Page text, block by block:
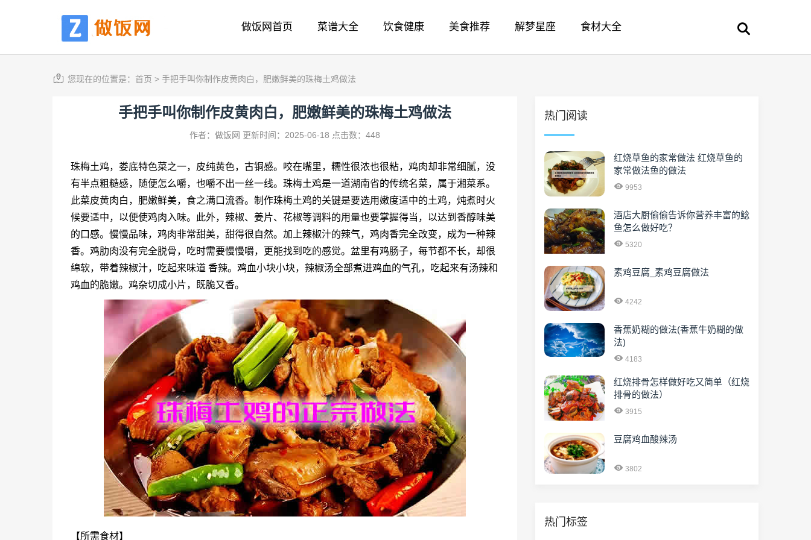
做饭网首页 菜谱大全 饮食健康 美食推荐 解梦星座 食材大全
您现在的位置是： 首页 > 手把手叫你制作皮黄肉白，肥嫩鲜美的珠梅土鸡做法
手把手叫你制作皮黄肉白，肥嫩鲜美的珠梅土鸡做法
作者：做饭网 更新时间：2025-06-18 点击数：448
珠梅土鸡，娄底特色菜之一，皮纯黄色，古铜感。咬在嘴里，糯性很浓也很粘，鸡肉却非常细腻，没
有半点粗糙感，随便怎么嚼，也嚼不出一丝一线。珠梅土鸡是一道湖南省的传统名菜，属于湘菜系。
此菜皮黄肉白，肥嫩鲜美，食之满口流香。制作珠梅土鸡的关键是要选用嫩度适中的土鸡，炖煮时火
候要适中，以便使鸡肉入味。此外，辣椒、姜片、花椒等调料的用量也要掌握得当，以达到香醇味美
的口感。慢慢品味，鸡肉非常甜美，甜得很自然。加上辣椒汁的辣气，鸡肉香完全改变，成为一种辣
香。鸡肋肉没有完全脱骨，吃时需要慢慢嚼，更能找到吃的感觉。盆里有鸡肠子，每节都不长，却很
绵软，带着辣椒汁，吃起来味道 香辣。鸡血小块小块，辣椒汤全部煮进鸡血的气孔，吃起来有汤辣和
鸡血的脆嫩。鸡杂切成小片，既脆又香。
【所需食材】
热门阅读
红烧草鱼的家常做法 红烧草鱼的
家常做法鱼的做法
9953
酒店大厨偷偷告诉你营养丰富的鲶
鱼怎么做好吃？
5320
素鸡豆腐_素鸡豆腐做法
4242
香蕉奶糊的做法(香蕉牛奶糊的做
法)
4183
红烧排骨怎样做好吃又简单（红烧
排骨的做法）
3915
豆腐鸡血酸辣汤
3802
热门标签